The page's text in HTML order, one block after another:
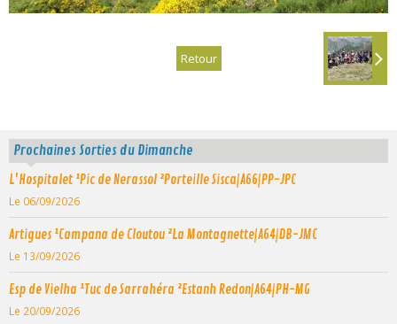
Retour
Prochaines Sorties du Dimanche
L'Hospitalet ¹Pic de Nerassol ²Porteille Sisca|A66|PP-JPC
Le 06/09/2026
Artigues ¹Campana de Cloutou ²La Montagnette|A64|DB-JMC
Le 13/09/2026
Esp de Vielha ¹Tuc de Sarrahéra ²Estanh Redon|A64|PH-MG
Le 20/09/2026